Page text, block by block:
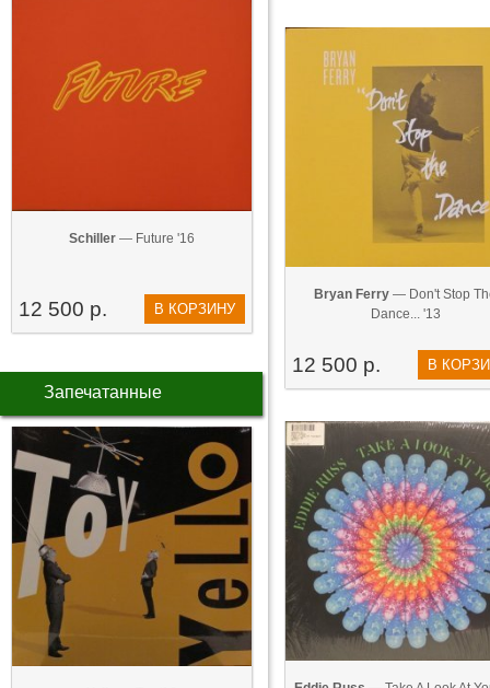
Schiller — Future '16
12 500 р. В КОРЗИНУ
Запечатанные
Bryan Ferry — Don't Stop
Dance... '13
12 500 р. В